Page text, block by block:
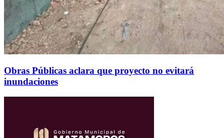
Obras Públicas aclara que proyecto no evitará
inundaciones